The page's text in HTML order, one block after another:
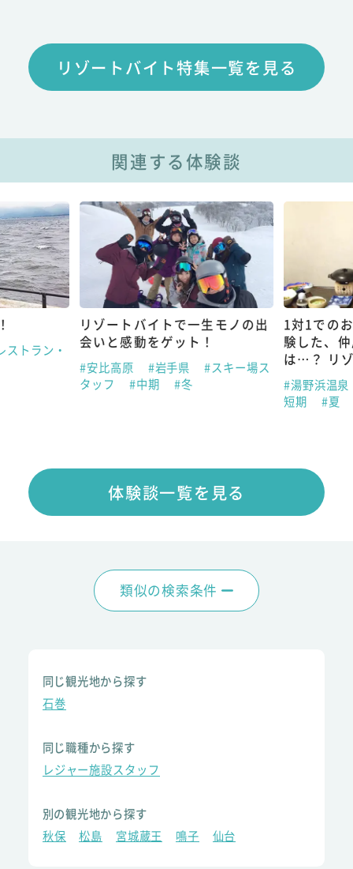
リゾートバイト特集一覧を見る
関連する体験談
ストラン・
リゾートバイトで一生モノの出
会いと感動をゲット！
#安比高原 #岩手県
#スキー場ス
タッフ
#中期 #冬
1対1での
験した、
は…？ リ
#湯野浜温泉
短期
#夏
体験談一覧を見る
類似の検索条件
同じ観光地から探す
石巻
同じ職種から探す
レジャー施設スタッフ
別の観光地から探す
秋保
松島 宮城蔵王 鳴子 仙台